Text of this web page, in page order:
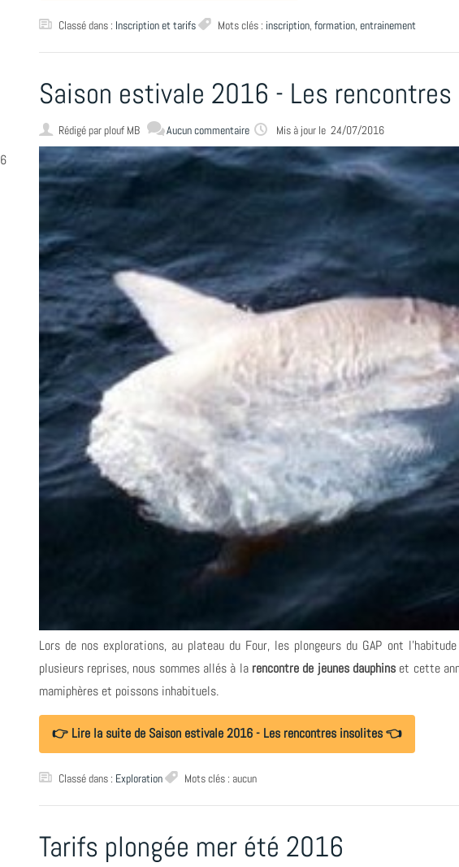
Classé dans : Inscription et tarifs Mots clés : inscription,formation,entrainement
Saison estivale 2016 - Les
Rédigé parplouf MB Aucun commentaire Mis à jour le 24/07/2016
Lors de nos explorations, au plateau du Four, les plongeurs du GAP ont
plusieurs reprises, nous sommes allés à la rencontre de jeunes dauphins et cette
mamiphères et poissons inhabituels.
👉 Lire la suite de Saison estivale 2016 - Les rencontres insolites 👈
Classé dans : Exploration Mots clés : aucun
Tarifs plongée mer été 2016